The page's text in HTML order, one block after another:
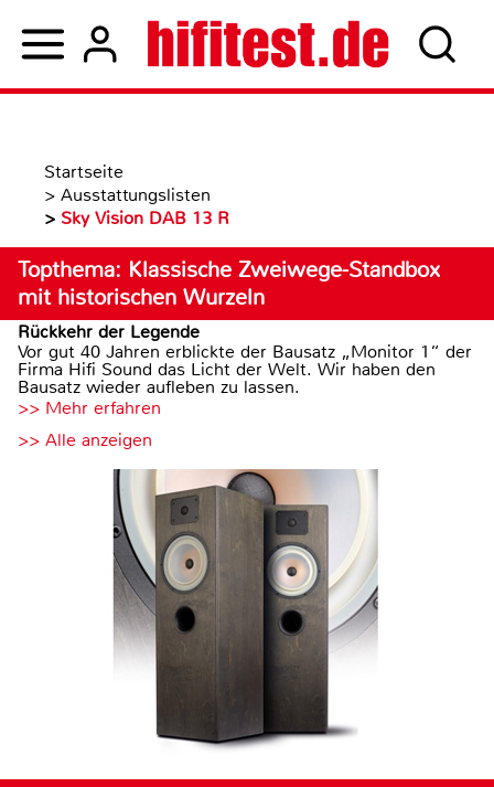
Startseite
> Ausstattungslisten
> Sky Vision DAB 13 R
Topthema: Klassische Zweiwege-Standbox
mit historischen Wurzeln
Rückkehr der Legende
Vor gut 40 Jahren erblickte der Bausatz „Monitor 1“ der
Firma Hifi Sound das Licht der Welt. Wir haben den
Bausatz wieder aufleben zu lassen.
>> Mehr erfahren
>> Alle anzeigen